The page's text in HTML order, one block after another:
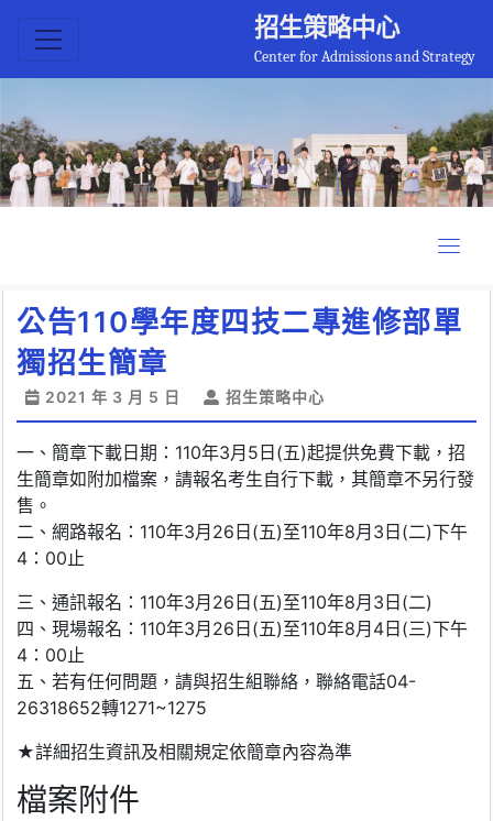
招生策略中心
Center for Admissions and Strategy
公告110學年度四技二專進修部單
獨招生簡章
2021 年 3 月 5 日 招生策略中心
一、簡章下載日期：110年3月5日(五)起提供免費下載，招
生簡章如附加檔案，請報名考生自行下載，其簡章不另行發
售。
二、網路報名：110年3月26日(五)至110年8月3日(二)下午
4：00止
三、通訊報名：110年3月26日(五)至110年8月3日(二)
四、現場報名：110年3月26日(五)至110年8月4日(三)下午
4：00止
五、若有任何問題，請與招生組聯絡，聯絡電話04-
26318652轉1271~1275
★詳細招生資訊及相關規定依簡章內容為準
檔案附件